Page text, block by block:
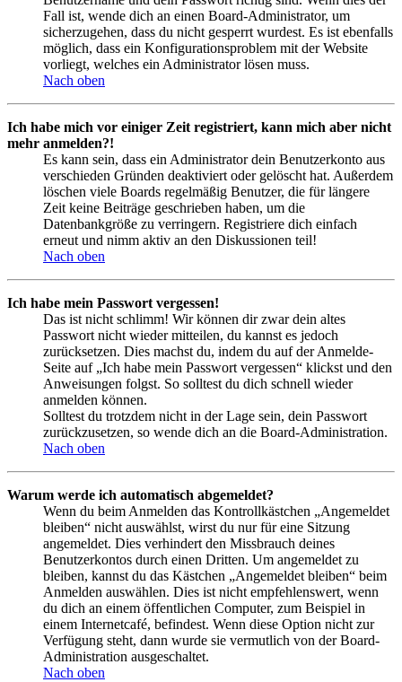
Fall ist, wende dich an einen Board-Administrator, um
sicherzugehen, dass du nicht gesperrt wurdest. Es ist ebenfalls
möglich, dass ein Konfigurationsproblem mit der Website
vorliegt, welches ein Administrator lösen muss.
Nach oben
Ich habe mich vor einiger Zeit registriert, kann mich aber nicht
mehr anmelden?!
Es kann sein, dass ein Administrator dein Benutzerkonto aus
verschieden Gründen deaktiviert oder gelöscht hat. Außerdem
löschen viele Boards regelmäßig Benutzer, die für längere
Zeit keine Beiträge geschrieben haben, um die
Datenbankgröße zu verringern. Registriere dich einfach
erneut und nimm aktiv an den Diskussionen teil!
Nach oben
Ich habe mein Passwort vergessen!
Das ist nicht schlimm! Wir können dir zwar dein altes
Passwort nicht wieder mitteilen, du kannst es jedoch
zurücksetzen. Dies machst du, indem du auf der Anmelde-
Seite auf „Ich habe mein Passwort vergessen“ klickst und den
Anweisungen folgst. So solltest du dich schnell wieder
anmelden können.
Solltest du trotzdem nicht in der Lage sein, dein Passwort
zurückzusetzen, so wende dich an die Board-Administration.
Nach oben
Warum werde ich automatisch abgemeldet?
Wenn du beim Anmelden das Kontrollkästchen „Angemeldet
bleiben“ nicht auswählst, wirst du nur für eine Sitzung
angemeldet. Dies verhindert den Missbrauch deines
Benutzerkontos durch einen Dritten. Um angemeldet zu
bleiben, kannst du das Kästchen „Angemeldet bleiben“ beim
Anmelden auswählen. Dies ist nicht empfehlenswert, wenn
du dich an einem öffentlichen Computer, zum Beispiel in
einem Internetcafé, befindest. Wenn diese Option nicht zur
Verfügung steht, dann wurde sie vermutlich von der Board-
Administration ausgeschaltet.
Nach oben